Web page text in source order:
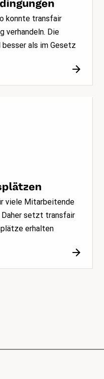
konnte transfair
verhandeln. Die
als im Gesetz
viele Mitarbeitende
Daher setzt transfair
erhalten